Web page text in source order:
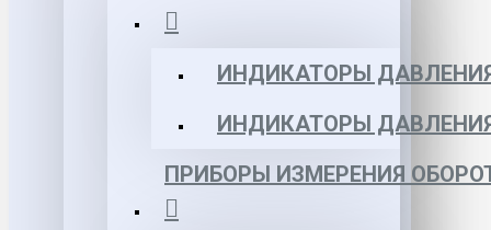
ИНДИКАТОРЫ
ИНДИКАТОРЫ
ПРИБОРЫ ИЗМЕРЕНИЯ